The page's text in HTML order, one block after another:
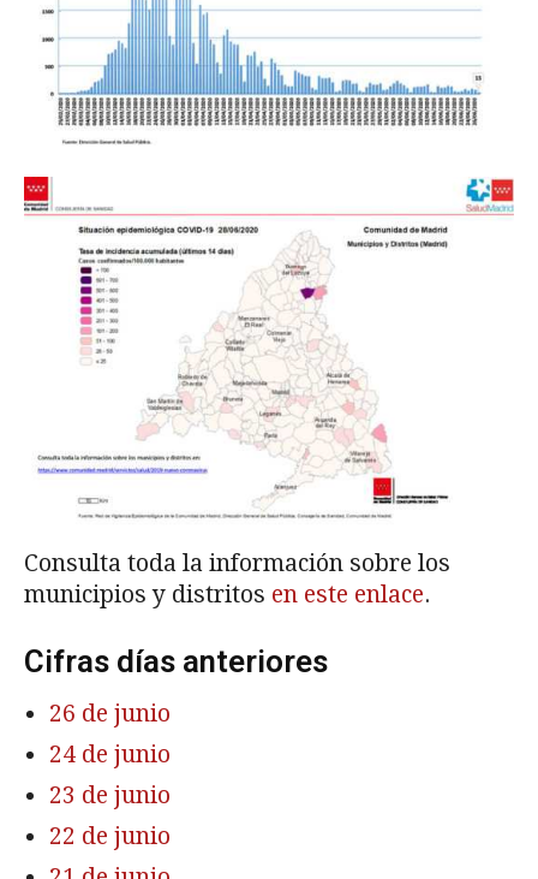
Consulta toda la información sobre los
municipios y distritos en este enlace.
Cifras días anteriores
26 de junio
24 de junio
23 de junio
22 de junio